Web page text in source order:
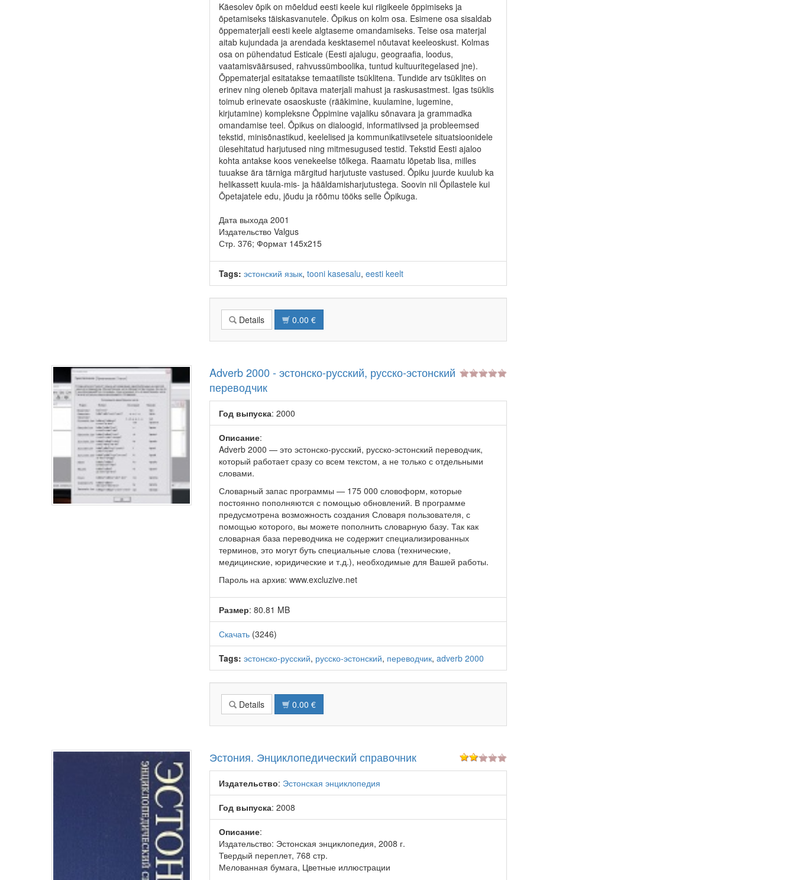
Käesolev õpik on mõeldud eesti keele kui riigikeele õppimiseks ja
õpetamiseks täiskasvanutele. Õpikus on kolm osa. Esimene osa sisaldab
õppematerjali eesti keele algtaseme omandamiseks. Teise osa materjal
aitab kujundada ja arendada kesktasemel nõutavat keeleoskust. Kolmas
osa on pühendatud Esticale (Eesti ajalugu, geograafia, loodus,
vaatamisväärsused, rahvussümboolika, tuntud kultuuritegelased jne).
Õppematerjal esitatakse temaatiliste tsüklitena. Tundide arv tsüklites on
erinev ning oleneb õpitava materjali mahust ja raskusastmest. Igas tsüklis
toimub erinevate osaoskuste (rääkimine, kuulamine, lugemine,
kirjutamine) kompleksne Õppimine vajaliku sõnavara ja grammadka
omandamise teel. Õpikus on dialoogid, informatiivsed ja probleemsed
tekstid, minisõnastikud, keelelised ja kommunikatiivsetele situatsioonidele
ülesehitatud harjutused ning mitmesugused testid. Tekstid Eesti ajaloo
kohta antakse koos venekeelse tõlkega. Raamatu lõpetab lisa, milles
tuuakse ära tärniga märgitud harjutuste vastused. Õpiku juurde kuulub ka
helikassett kuula-mis- ja hääldamisharjutustega. Soovin nii Õpilastele kui
Õpetajatele edu, jõudu ja rõõmu tööks selle Õpikuga.
Дата выхода 2001
Издательство Valgus
Стр. 376; Фoрмат 145x215
Tags: эстонский язык, tooni kasesalu, eesti keelt
Details 0.00 €
Adverb 2000 - эстонско-русский, русско-эстонский
переводчик
Год выпуска: 2000
Описание:
Adverb 2000 — это эстонско-русский, русско-эстонский переводчик,
который работает сразу со всем текстом, а не только с отдельными
словами.
Словарный запас программы — 175 000 словоформ, которые
постоянно пополняются с помощью обновлений. В программе
предусмотрена возможность создания Словаря пользователя, с
помощью которого, вы можете пополнить словарную базу. Так как
словарная база переводчика не содержит специализированных
терминов, это могут буть специальные слова (технические,
медицинские, юридические и т.д.), необходимые для Вашей работы.
Пароль на архив: www.excluzive.net
Размер: 80.81 MB
Скачать(3246)
Tags: эстонско-русский, русско-эстонский, переводчик, adverb 2000
Details 0.00 €
Эстония. Энциклопедический справочник
Издательство: Эстонская энциклопедия
Год выпуска: 2008
Описание:
Издательство: Эстонская энциклопедия, 2008 г.
Твердый переплет, 768 стр.
Мелованная бумага, Цветные иллюстрации